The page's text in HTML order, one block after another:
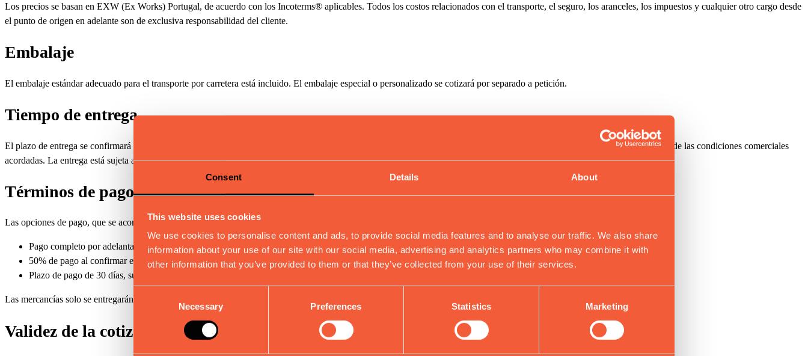
Consent Details About
This website uses cookies
We use cookies to personalise content and ads, to provide social media features and to analyse our traffic. We also share
information about your use of our site with our social media, advertising and analytics partners who may combine it with
other information that you’ve provided to them or that they’ve collected from your use of their services.
Necessary Preferences Statistics Marketing
Los precios se basan en EXW (Ex Works) Portugal, de acuerdo con los Incoterms® aplicables. Todos los costos relacionados con el transporte, el seguro, los aranceles, los impuestos y cualquier otro cargo desde
el punto de origen en adelante son de exclusiva responsabilidad del cliente.
Embalaje
El embalaje estándar adecuado para el transporte por carretera está incluido. El embalaje especial o personalizado se cotizará por separado a petición.
Tiempo de entrega
El plazo de entrega se confirmará al momento de la confirmación del pedido. El plazo comenzará a contar a partir de la recepción de la confirmación de pago o de la aprobación de las condiciones comerciales
acordadas. La entrega está sujeta a la disponibilidad de stock y a la capacidad de producción en el momento de realizar el pedido.
Términos de pago
Las opciones de pago, que se acordarán en el momento de la confirmación del pedido, incluyen:
Pago completo por adelantado;
50% de pago al confirmar el pedido y 50% antes de la recogida de la mercancía;
Plazo de pago de 30 días, sujeto a aprobación previa de crédito.
Las mercancías solo se entregarán una vez que se cumplan íntegramente los términos comerciales acordados.
Validez de la cotización